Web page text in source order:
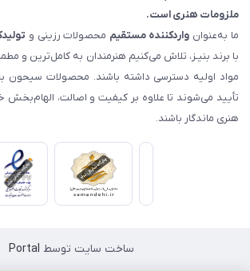
ملزومات هنری است.
ما به‌عنوان واردکننده مستقیم محصولات رزینی و
با برند بنیـز، تلاش می‌کنیم هنرمندان به کامل‌ترین و
مواد اولیه دسترسی داشته باشند. محصولات سیحون
تأیید می‌شوند تا علاوه بر کیفیت و اصالت، الهام‌بخش
هنری ماندگار باشند.
ساخت سایت توسط Portal